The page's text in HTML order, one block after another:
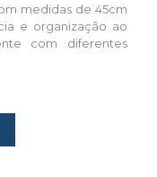
medidas de 45cm
e organização ao
com diferentes